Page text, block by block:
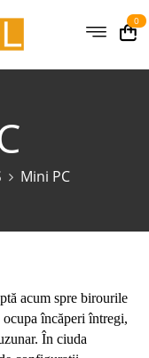
0
Mini PC
acum spre birourile
încăperi întregi,
În ciuda